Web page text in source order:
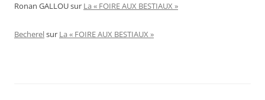
Ronan GALLOUsur La « FOIRE AUX BESTIAUX »
Becherelsur La « FOIRE AUX BESTIAUX »